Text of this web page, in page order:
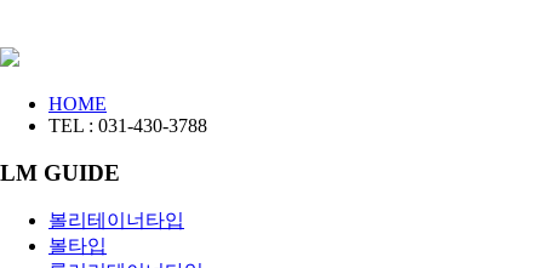
HOME
TEL : 031-430-3788
LM GUIDE
볼리테이너타입
볼타입